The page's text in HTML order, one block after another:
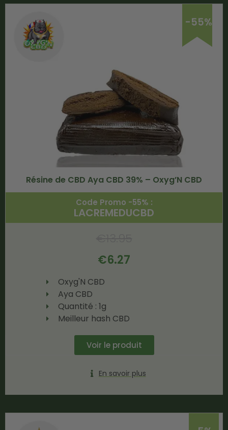
-55%
Résine de CBD Aya CBD 39% – Oxyg’N CBD
Code Promo -55% :
LACREMEDUCBD
€6.27
Oxyg'N CBD
Aya CBD
Quantité : 1g
Meilleur hash CBD
Voir le produit
En savoir plus